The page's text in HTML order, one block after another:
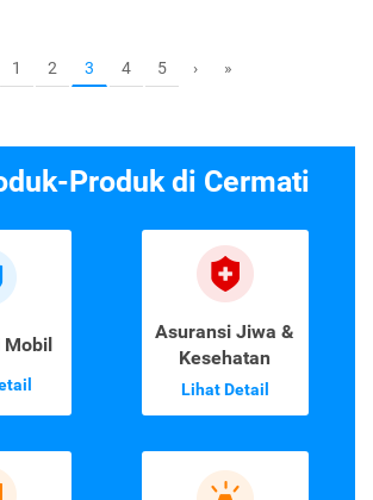
1 2 3 4 5 › »
Produk di Cermati
Asuransi Jiwa &
Kesehatan
Lihat Detail